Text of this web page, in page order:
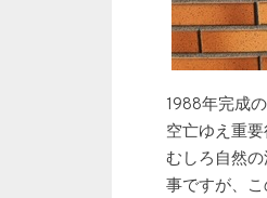
1988年完成
空亡ゆえ重
むしろ自然
事ですが、こ